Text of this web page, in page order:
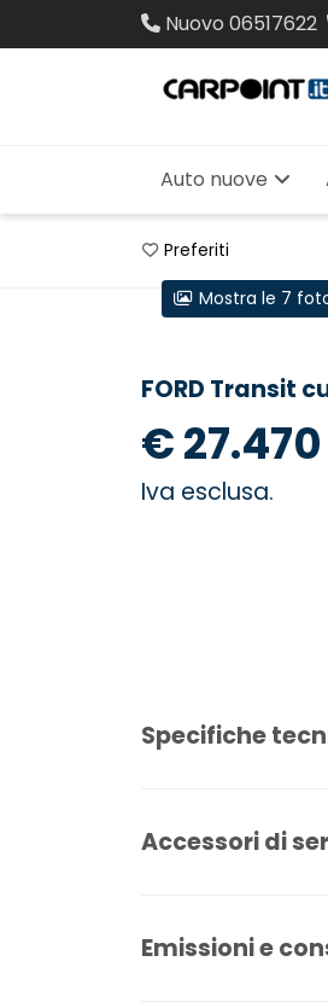
Nuovo 06517622
Auto nuove
Preferiti
Mostra le 7
FORD Transit
€ 27.470
Iva esclusa.
Specifiche
Accessori di
Emissioni e